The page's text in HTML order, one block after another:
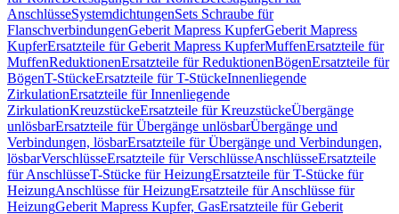
AnschlüsseSystemdichtungenSets Schraube für
FlanschverbindungenGeberit Mapress KupferGeberit Mapress
KupferErsatzteile für Geberit Mapress KupferMuffenErsatzteile für
MuffenReduktionenErsatzteile für ReduktionenBögenErsatzteile für
BögenT-StückeErsatzteile für T-StückeInnenliegende
ZirkulationErsatzteile für Innenliegende
ZirkulationKreuzstückeErsatzteile für KreuzstückeÜbergänge
unlösbarErsatzteile für Übergänge unlösbarÜbergänge und
Verbindungen, lösbarErsatzteile für Übergänge und Verbindungen,
lösbarVerschlüsseErsatzteile für VerschlüsseAnschlüsseErsatzteile
für AnschlüsseT-Stücke für HeizungErsatzteile für T-Stücke für
HeizungAnschlüsse für HeizungErsatzteile für Anschlüsse für
HeizungGeberit Mapress Kupfer, GasErsatzteile für Geberit